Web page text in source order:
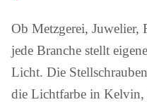
Ob Metzgerei, Juwelier,
jede Branche stellt
Licht. Die
die Lichtfarbe in Kelvin,